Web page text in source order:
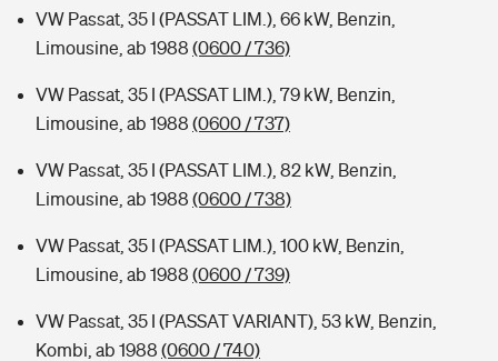
VW Passat, 35 I (PASSAT LIM.), 66 kW, Benzin,
Limousine, ab 1988 (0600 / 736)
VW Passat, 35 I (PASSAT LIM.), 79 kW, Benzin,
Limousine, ab 1988 (0600 / 737)
VW Passat, 35 I (PASSAT LIM.), 82 kW, Benzin,
Limousine, ab 1988 (0600 / 738)
VW Passat, 35 I (PASSAT LIM.), 100 kW, Benzin,
Limousine, ab 1988 (0600 / 739)
VW Passat, 35 I (PASSAT VARIANT), 53 kW, Benzin,
Kombi, ab 1988 (0600 / 740)